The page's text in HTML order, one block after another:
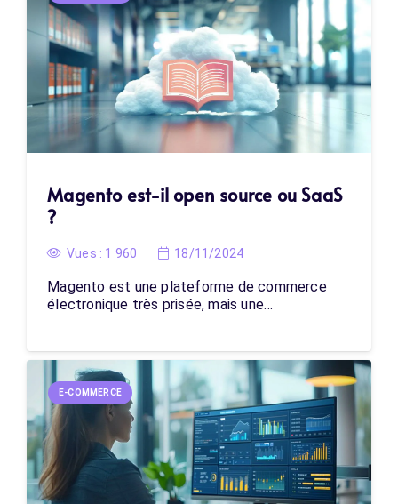
Magento est-il open source ou SaaS
?
Vues : 1 960 18/11/2024
Magento est une plateforme de commerce
électronique très prisée, mais une…
E-COMMERCE